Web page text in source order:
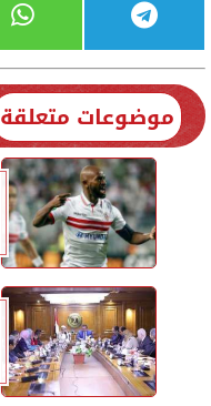
موضوعات متعلقة